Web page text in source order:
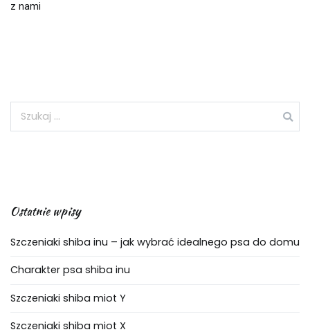
z nami
Ostatnie wpisy
Szczeniaki shiba inu – jak wybrać idealnego psa do domu
Charakter psa shiba inu
Szczeniaki shiba miot Y
Szczeniaki shiba miot X